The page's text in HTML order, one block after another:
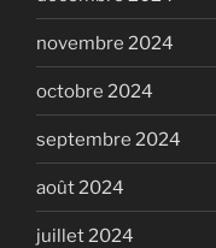
novembre 2024
octobre 2024
septembre 2024
août 2024
juillet 2024